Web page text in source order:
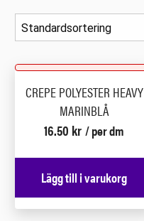
CREPE POLYESTER HEAVY
MARINBLÅ
16.50 kr / per dm
Lägg till i varukorg